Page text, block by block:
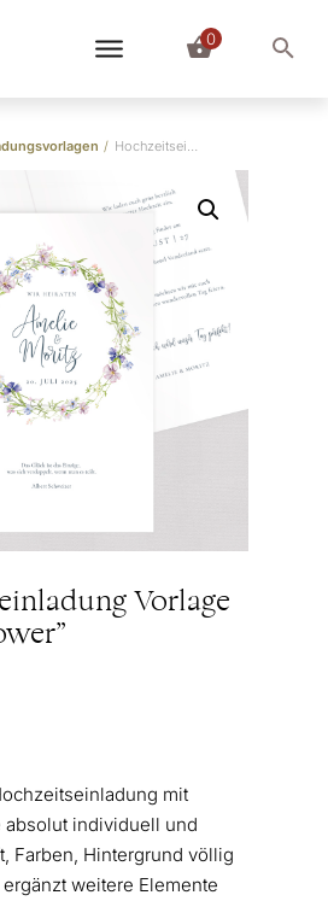
0
/ Hochzeitseinladung Vorlage “Spring Flower”
Vorlage
mit
absolut individuell und
Farben, Hintergrund völlig
weitere Elemente